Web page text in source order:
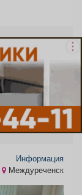
Информация
Междуреченск